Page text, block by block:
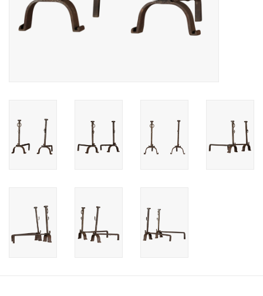
Outlet
AI-Ready Database
Login